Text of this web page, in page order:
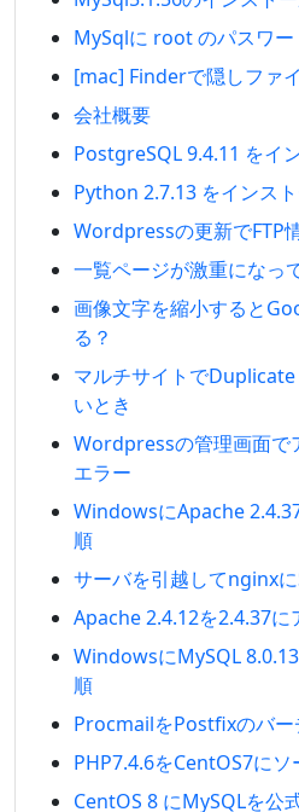
MySqlに root のパスワー
[mac] Finderで隠しファ
会社概要
PostgreSQL 9.4.11 をイ
Python 2.7.13 をインス
Wordpressの更新でFTP
一覧ページが激重になっ
画像文字を縮小すると
る？
マルチサイトで
いとき
Wordpressの管理画面で
エラー
WindowsにApache
順
サーバを引越してnginxに
Apache 2.4.12を2.4.37
WindowsにMySQL
順
ProcmailをPostfixのバー
PHP7.4.6をCentOS7に
CentOS 8 にMySQLを公